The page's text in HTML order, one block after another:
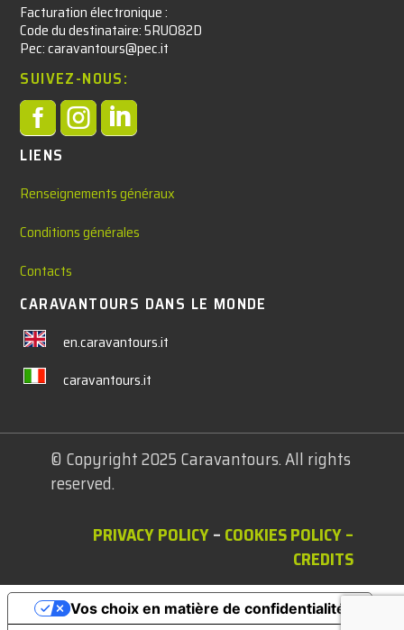
Facturation électronique :​
Code du destinataire: 5RUO82D
Pec: caravantours@pec.it
SUIVEZ-NOUS:

LIENS
Renseignements généraux
Conditions générales
Contacts
CARAVANTOURS DANS LE MONDE
en.caravantours.it
caravantours.it
© Copyright 2025 Caravantours. All rights
reserved.
PRIVACY POLICY– COOKIES POLICY–
CREDITS
Vos choix en matière de confidentialité